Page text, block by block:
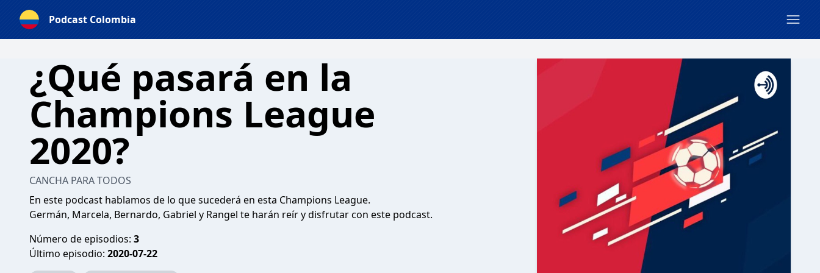
Podcast Colombia
¿Qué pasará en la
Champions League
2020?
CANCHA PARA TODOS
En este podcast hablamos de lo que sucederá en esta Champions League.
Germán, Marcela, Bernardo, Gabriel y Rangel te harán reír y disfrutar con este podcast.
Número de episodios: 3
Último episodio: 2020-07-22